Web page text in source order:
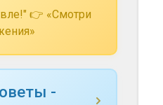
👉 «Смотри
-